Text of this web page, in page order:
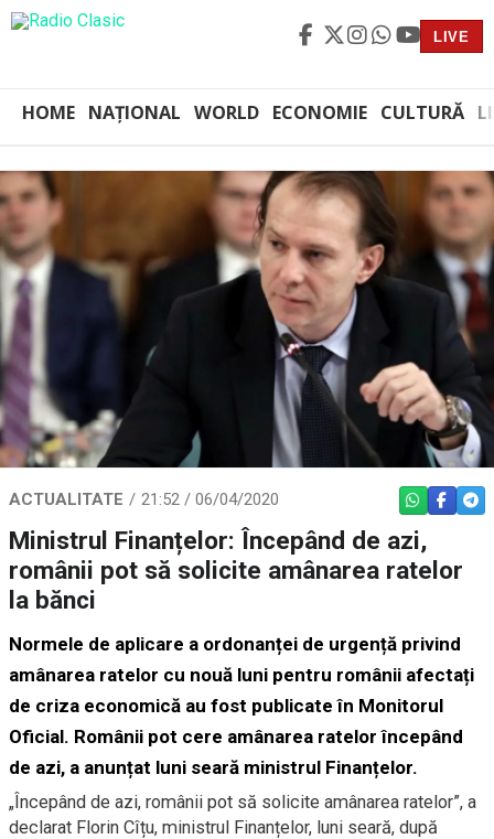
LIVE
HOME NAȚIONAL WORLD ECONOMIE CULTURĂ
ACTUALITATE 21:52 / 06/04/2020 WHATSAPP
Ministrul Finanțelor: Începând de azi,
românii pot să solicite amânarea ratelor
la bănci
Normele de aplicare a ordonanței de urgență privind
amânarea ratelor cu nouă luni pentru românii afectați
de criza economică au fost publicate în Monitorul
Oficial. Românii pot cere amânarea ratelor începând
de azi, a anunțat luni seară ministrul Finanțelor.
„Începând de azi, românii pot să solicite amânarea ratelor”, a
declarat Florin Cîțu, ministrul Finanțelor, luni seară, după